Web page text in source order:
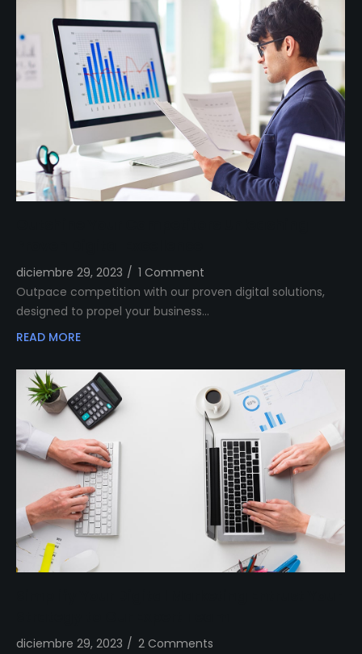
diciembre 29, 2023 / 1 Comment
Outpace competition with our proven digital solutions,
designed to propel your business…
READ MORE
diciembre 29, 2023 / 2 Comments